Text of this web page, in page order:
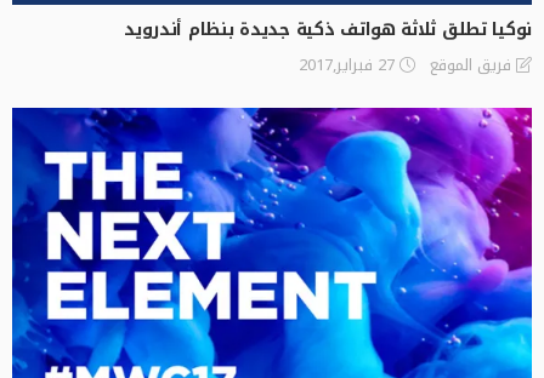
نوكيا تطلق ثلاثة هواتف ذكية جديدة بنظام أندرويد
فريق الموقع 27 فبراير,2017